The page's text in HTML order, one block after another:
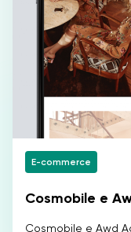
E-commerce
Cosmobile e
Cosmobile e Awd